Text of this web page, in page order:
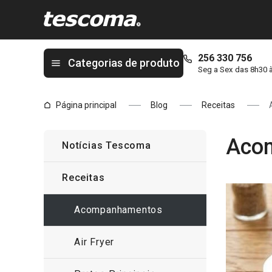
Categorias de produto 256 330 756
Seg a Sex das 8h30
Página principal Blog Receitas
Notícias Tescoma
Receitas
Acompanhamentos
Air Fryer